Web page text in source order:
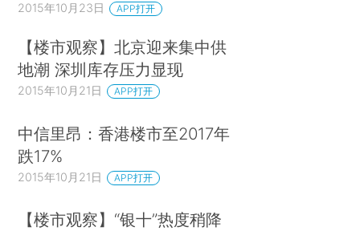
2015年10月23日 APP打开
【楼市观察】北京迎来集中供
地潮 深圳库存压力显现
2015年10月21日 APP打开
中信里昂：香港楼市至2017年
跌17%
2015年10月21日 APP打开
【楼市观察】“银十”热度稍降